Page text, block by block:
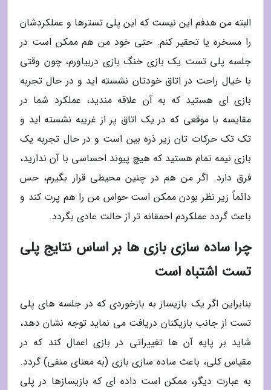
البته من هدفم این نیست که این پلی تسترها و عملکردشان
را مسخره یا تحقیر کنم. حتی خود من هم ممکن است در
جلسه پلی تست یک بازی خنگ بازی دربیاورم، چون وقتی
با خیال راحت در اتاق خودتان نشسته اید و در حال تجربه
بازی ای هستید که به آن علاقه مندید، عملکرد شما در
مقایسه با موقعی که در یک اتاق پر از غریبه نشسته اید و
تک تک حرکات تان زیر ذره بین است و در حال تجربه یک
بازی نیمه تمام هستید که هیچ پیوند احساسی با آن ندارید،
فرق دارد. اگر من هم در چنین محیطی قرار بگیرم، حس
دائماً زیر نظر بودن ممکن است حواس من را هم پرت کند و
باعث گردد عملکردم احمقانه تر از حالت عادی بگردد.
چرا ساده سازی بازی ها بر اساس نتایج پلی
تست اشتباه است
بنابراین اگر یک بازیساز به بازخوردی که در جلسه های پلی
تست از جانب بازیکنان دریافت می نماید توجه نشان دهد،
شاید بر پایه آن ها تغییراتی در بازی اعمال کند که در
مقیاس کلی، باعث ساده سازی بازی (به معنای منفی) گردد.
به عبارت دیگر، ممکن است داده ای که بازیسازها در پلی